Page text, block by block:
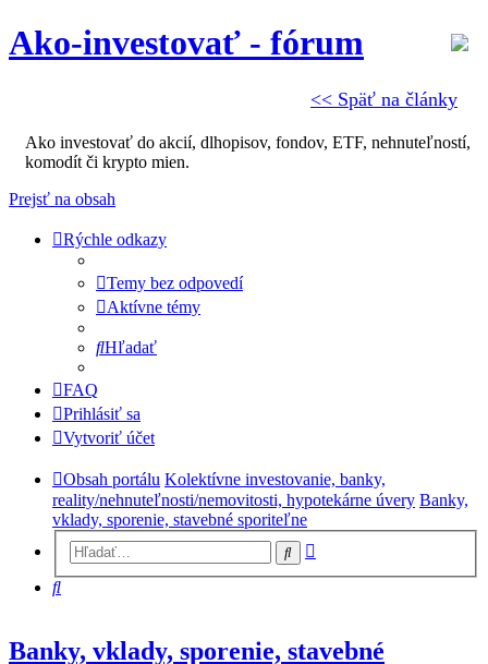
<< Späť na články
Ako-investovať - fórum
Ako investovať do akcií, dlhopisov, fondov, ETF, nehnuteľností,
komodít či krypto mien.
Prejsť na obsah
Rýchle odkazy
Temy bez odpovedí
Aktívne témy
Hľadať
FAQ
Prihlásiť sa
Vytvoriť účet
Obsah portálu Kolektívne investovanie, banky,
reality/nehnuteľnosti/nemovitosti, hypotekárne úvery Banky,
vklady, sporenie, stavebné sporiteľne
Hľadať
Hľadať
Banky, vklady, sporenie, stavebné